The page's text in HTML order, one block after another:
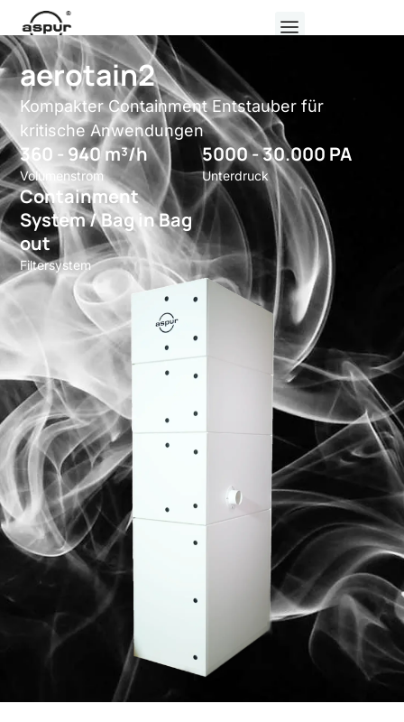
aerotain2
Kompakter Containment Entstauber für
kritische Anwendungen
360 - 940 m³/h
Volumenstrom
5000 - 30.000 PA
Unterdruck
Containment
System / Bag in Bag
out
Filtersystem